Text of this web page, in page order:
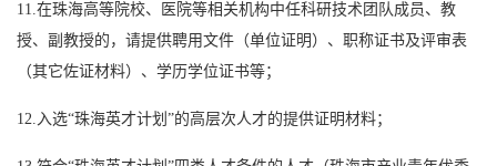
11.在珠海高等院校、医院等相关机构中任科研技术团队成员、教
授、副教授的，请提供聘用文件（单位证明）、职称证书及评审表
（其它佐证材料）、学历学位证书等；
12.入选“珠海英才计划”的高层次人才的提供证明材料；